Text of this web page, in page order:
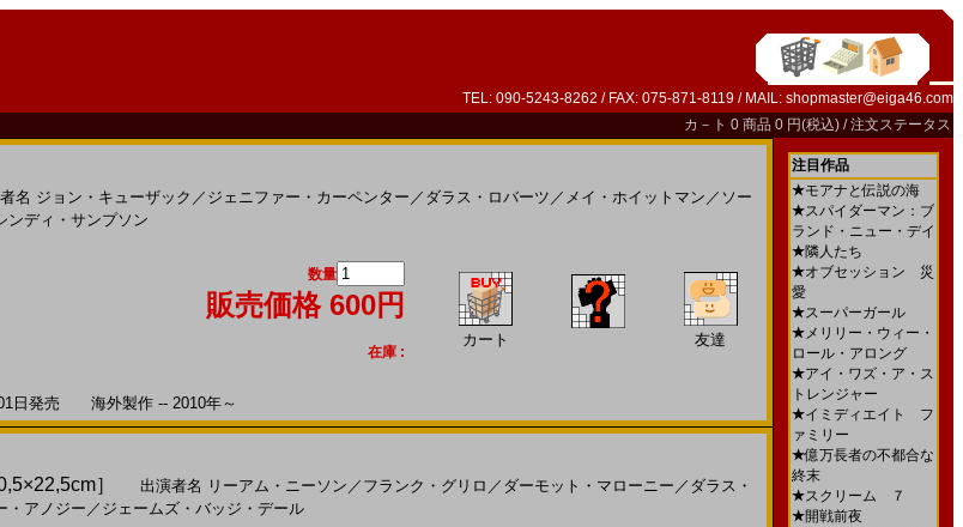
TEL: 090-5243-8262 / FAX: 075-871-8119 / MAIL: shopmaster@eiga46.com
カ－ト 0 商品 0 円(税込) /注文ステータス
名 ジョン・キューザック ／ ジェニファー・カーペンター ／ ダラス・ロバーツ ／ メイ・ホイットマン ／ ソー
ンディ・サンプソン
数量
販売価格 600円
在庫 :
カート 友達
日発売 海外製作 -- 2010年～
］ 出演者名 リーアム・ニーソン ／ フランク・グリロ ／ ダーモット・マローニー ／ ダラス・
・アノジー ／ ジェームズ・バッジ・デール
注目作品
★モアナと伝説の海
★スパイダーマン：ブ
ランド・ニュー・デイ
★隣人たち
★オブセッション 災
愛
★スーパーガール
★メリリー・ウィー・
ロール・アロング
★アイ・ワズ・ア・ス
トレンジャー
★イミディエイト フ
ァミリー
★億万長者の不都合な
終末
★スクリーム ７
★開戦前夜